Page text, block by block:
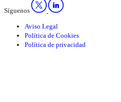
Síguenos
Aviso Legal
Política de Cookies
Política de privacidad